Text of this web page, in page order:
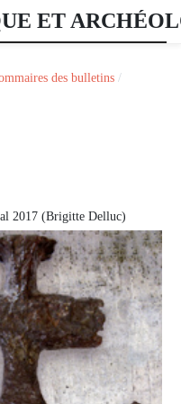
ET
des bulletins
2017 (Brigitte Delluc)